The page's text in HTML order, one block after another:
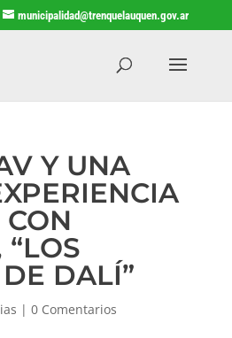
municipalidad@trenquelauquen.gov.ar
Y UNA
“LOS
DALÍ”
| 0 Comentarios